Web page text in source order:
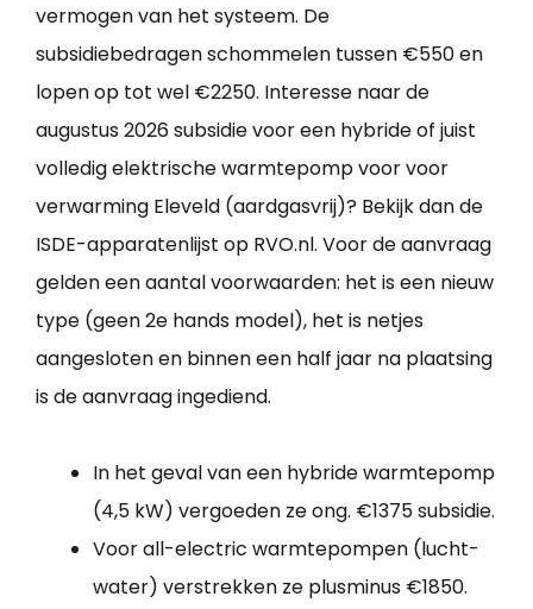
vermogen van het systeem. De
subsidiebedragen schommelen tussen €550 en
lopen op tot wel €2250. Interesse naar de
augustus 2026 subsidie voor een hybride of juist
volledig elektrische warmtepomp voor voor
verwarming Eleveld (aardgasvrij)? Bekijk dan de
ISDE-apparatenlijst op RVO.nl. Voor de aanvraag
gelden een aantal voorwaarden: het is een nieuw
type (geen 2e hands model), het is netjes
aangesloten en binnen een half jaar na plaatsing
is de aanvraag ingediend.
In het geval van een hybride warmtepomp
(4,5 kW) vergoeden ze ong. €1375 subsidie.
Voor all-electric warmtepompen (lucht-
water) verstrekken ze plusminus €1850.